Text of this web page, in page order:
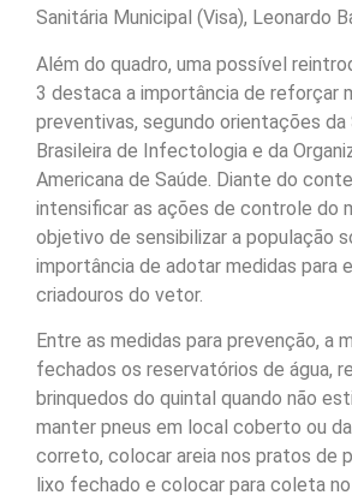
Sanitária Municipal (Visa), Leonardo
Além do quadro, uma possível
3 destaca a importância de reforçar
preventivas, segundo orientações da
Brasileira de Infectologia e da
Americana de Saúde. Diante do
intensificar as ações de controle do
objetivo de sensibilizar a população
importância de adotar medidas para
criadouros do vetor.
Entre as medidas para prevenção, a
fechados os reservatórios de água,
brinquedos do quintal quando não
manter pneus em local coberto ou
correto, colocar areia nos pratos de
lixo fechado e colocar para coleta no